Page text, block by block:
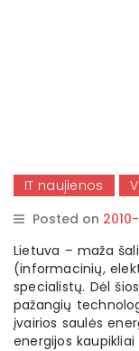
IT naujienos
Posted on
Lietuva – maža
(informacinių,
specialistų. Dėl
pažangių
įvairios saulės
energijos